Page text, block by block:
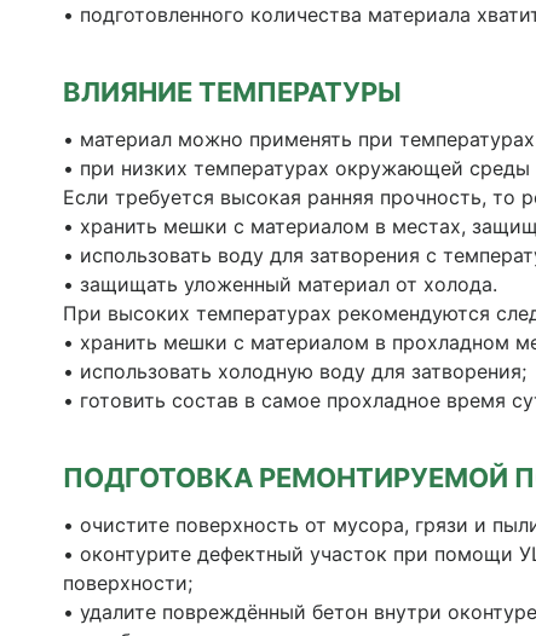
• подготовленного количества материала
ВЛИЯНИЕ ТЕМПЕРАТУРЫ
• материал можно применять при
• при низких температурах окружающей
Если требуется высокая ранняя прочность, то
• хранить мешки с материалом в местах,
• использовать воду для затворения с
• защищать уложенный материал от холода.
При высоких температурах рекомендуются
• хранить мешки с материалом в прохладном
• использовать холодную воду для затворения;
• готовить состав в самое прохладное время
ПОДГОТОВКА РЕМОНТИРУЕМОЙ
• очистите поверхность от мусора, грязи и
• оконтурите дефектный участок при помощи
поверхности;
• удалите повреждённый бетон внутри